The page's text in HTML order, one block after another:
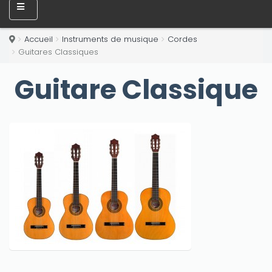
Accueil Instruments de musique
Cordes
Guitares Classiques
Guitare Classique